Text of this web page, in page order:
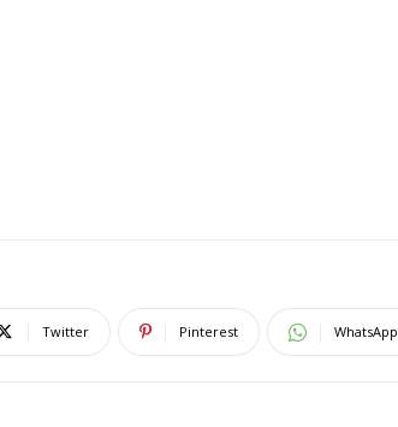
Twitter Pinterest WhatsApp